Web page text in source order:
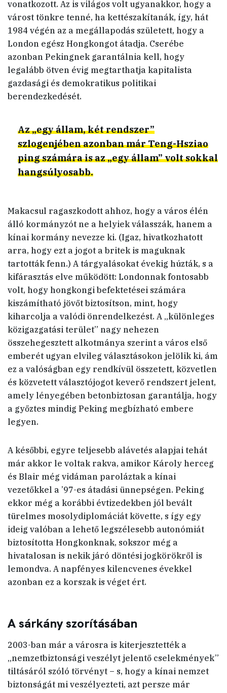
vonatkozott. Az is világos volt ugyanakkor, hogy a
várost tönkre tenné, ha kettészakítanák, így, hát
1984 végén az a megállapodás született, hogy a
London egész Hongkongot átadja. Cserébe
azonban Pekingnek garantálnia kell, hogy
legalább ötven évig megtarthatja kapitalista
gazdasági és demokratikus politikai
berendezkedését.
Az „egy állam, két rendszer”
szlogenjében azonban már Teng-Hsziao
ping számára is az „egy állam” volt sokkal
hangsúlyosabb.
Makacsul ragaszkodott ahhoz, hogy a város élén
álló kormányzót ne a helyiek válasszák, hanem a
kínai kormány nevezze ki. (Igaz, hivatkozhatott
arra, hogy ezt a jogot a britek is maguknak
tartották fenn.) A tárgyalásokat évekig húzták, s a
kifárasztás elve működött: Londonnak fontosabb
volt, hogy hongkongi befektetései számára
kiszámítható jövőt biztosítson, mint, hogy
kiharcolja a valódi önrendelkezést. A „különleges
közigazgatási terület” nagy nehezen
összehegesztett alkotmánya szerint a város első
emberét ugyan elvileg választásokon jelölik ki, ám
ez a valóságban egy rendkívül összetett, közvetlen
és közvetett választójogot keverő rendszert jelent,
amely lényegében betonbiztosan garantálja, hogy
a győztes mindig Peking megbízható embere
legyen.
A későbbi, egyre teljesebb alávetés alapjai tehát
már akkor le voltak rakva, amikor Károly herceg
és Blair még vidáman paroláztak a kínai
vezetőkkel a ’97-es átadási ünnepségen. Peking
ekkor még a korábbi évtizedekben jól bevált
türelmes mosolydiplomáciát követte, s így egy
ideig valóban a lehető legszélesebb autonómiát
biztosította Hongkonknak, sokszor még a
hivatalosan is nekik járó döntési jogkörökről is
lemondva. A napfényes kilencvenes évekkel
azonban ez a korszak is véget ért.
A sárkány szorításában
2003-ban már a városra is kiterjesztették a
„nemzetbiztonsági veszélyt jelentő cselekmények”
tiltásáról szóló törvényt – s, hogy a kínai nemzet
biztonságát mi veszélyezteti, azt persze már